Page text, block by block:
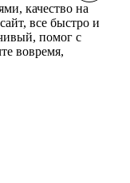
качество на
все быстро и
помог с
вовремя,